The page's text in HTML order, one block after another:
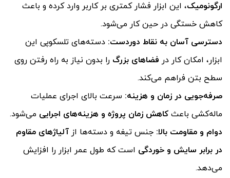
ارگونومیک، این ابزار فشار کمتری بر کاربر وارد کرده و باعث
کاهش خستگی در حین کار می‌شود.
دسترسی آسان به نقاط دوردست: دسته‌های تلسکوپی این
ابزار، امکان کار در فضاهای بزرگ را بدون نیاز به راه رفتن روی
سطح بتن فراهم می‌کند.
صرفه‌جویی در زمان و هزینه: سرعت بالای اجرای عملیات
ماله‌کشی باعث کاهش زمان پروژه و هزینه‌های اجرایی می‌شود.
دوام و مقاومت بالا: جنس تیغه و دسته‌ها از آلیاژهای مقاوم
در برابر سایش و خوردگی است که طول عمر ابزار را افزایش
می‌دهد.